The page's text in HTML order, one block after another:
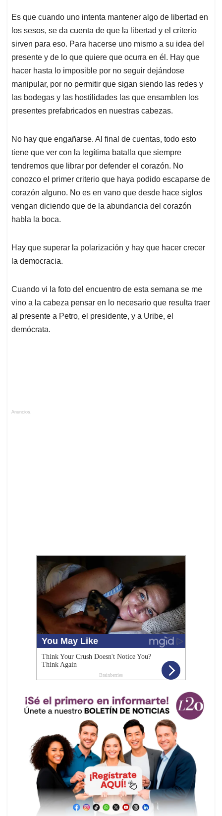
Es que cuando uno intenta mantener algo de libertad en
los sesos, se da cuenta de que la libertad y el criterio
sirven para eso. Para hacerse uno mismo a su idea del
presente y de lo que quiere que ocurra en él. Hay que
hacer hasta lo imposible por no seguir dejándose
manipular, por no permitir que sigan siendo las redes y
las bodegas y las hostilidades las que ensamblen los
presentes prefabricados en nuestras cabezas.
No hay que engañarse. Al final de cuentas, todo esto
tiene que ver con la legítima batalla que siempre
tendremos que librar por defender el corazón. No
conozco el primer criterio que haya podido escaparse de
corazón alguno. No es en vano que desde hace siglos
vengan diciendo que de la abundancia del corazón
habla la boca.
Hay que superar la polarización y hay que hacer crecer
la democracia.
Cuando vi la foto del encuentro de esta semana se me
vino a la cabeza pensar en lo necesario que resulta traer
al presente a Petro, el presidente, y a Uribe, el
demócrata.
Anuncios.